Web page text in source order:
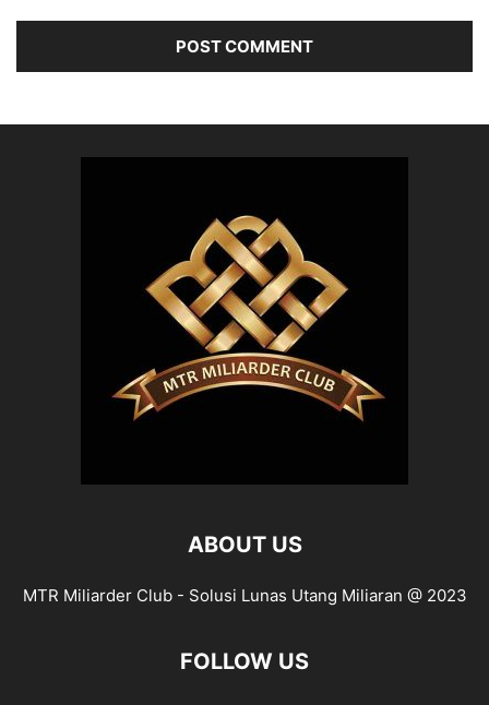
ABOUT US
MTR Miliarder Club - Solusi Lunas Utang Miliaran @ 2023
FOLLOW US